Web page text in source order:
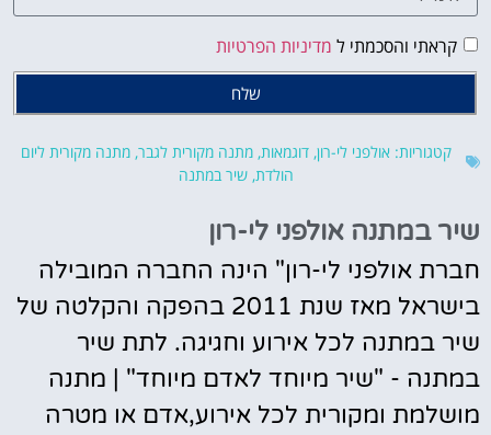
קראתי והסכמתי ל מדיניות הפרטיות
שלח
קטגוריות: אולפני לי-רון,דוגמאות,מתנה מקורית לגבר,מתנה מקורית ליום
הולדת,שיר במתנה
שיר במתנה אולפני לי-רון
חברת אולפני לי-רון" הינה החברה המובילה
בישראל מאז שנת 2011 בהפקה והקלטה של
שיר במתנה לכל אירוע וחגיגה. לתת שיר
במתנה - "שיר מיוחד לאדם מיוחד" | מתנה
מושלמת ומקורית לכל אירוע,אדם או מטרה